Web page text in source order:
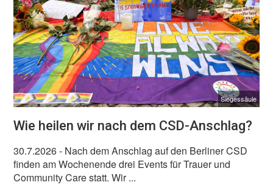
Siegessäule
Wie heilen wir nach dem CSD-Anschlag?
30.7.2026- Nach dem Anschlag auf den Berliner CSD
finden am Wochenende drei Events für Trauer und
Community Care statt. Wir ...